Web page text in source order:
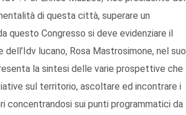
di questa città, superare un
questo Congresso si deve evidenziare il
lucano, Rosa Mastrosimone, nel suo
la sintesi delle varie prospettive che
sul territorio, ascoltare ed incontrare i
concentrandosi sui punti programmatici da